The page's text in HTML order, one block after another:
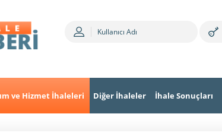
ve Hizmet İhaleleri Diğer İhaleler İhale Sonuçları